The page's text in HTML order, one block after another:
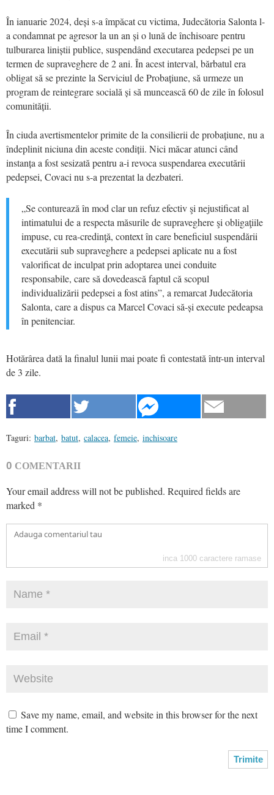
În ianuarie 2024, deși s-a împăcat cu victima, Judecătoria Salonta l-
a condamnat pe agresor la un an și o lună de închisoare pentru
tulburarea liniștii publice, suspendând executarea pedepsei pe un
termen de supraveghere de 2 ani. În acest interval, bărbatul era
obligat să se prezinte la Serviciul de Probațiune, să urmeze un
program de reintegrare socială și să muncească 60 de zile în folosul
comunității.
În ciuda avertismentelor primite de la consilierii de probațiune, nu a
îndeplinit niciuna din aceste condiții. Nici măcar atunci când
instanța a fost sesizată pentru a-i revoca suspendarea executării
pedepsei, Covaci nu s-a prezentat la dezbateri.
„Se conturează în mod clar un refuz efectiv şi nejustificat al
intimatului de a respecta măsurile de supraveghere şi obligaţiile
impuse, cu rea-credinţă, context în care beneficiul suspendării
executării sub supraveghere a pedepsei aplicate nu a fost
valorificat de inculpat prin adoptarea unei conduite
responsabile, care să dovedească faptul că scopul
individualizării pedepsei a fost atins”, a remarcat Judecătoria
Salonta, care a dispus ca Marcel Covaci să-și execute pedeapsa
în penitenciar.
Hotărârea dată la finalul lunii mai poate fi contestată într-un interval
de 3 zile.
Taguri: barbat, batut, calacea, femeie, inchisoare
0 COMENTARII
Your email address will not be published. Required fields are
marked *
inca 1000 caractere ramase
Save my name, email, and website in this browser for the next
time I comment.